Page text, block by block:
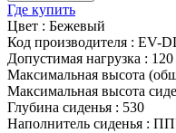
Где купить
Цвет : Бежевый
Код производителя : EV-
Допустимая нагрузка :
Максимальная высота
Максимальная высота
Глубина сиденья : 530
Наполнитель сиденья :